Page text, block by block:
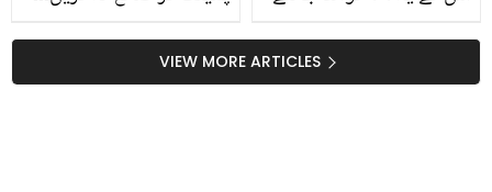
کرنے کی 4 آسان ٹپس
VIEW MORE ARTICLES